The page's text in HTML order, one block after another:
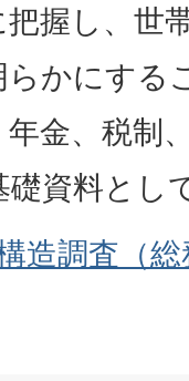
握し、世
かにする
金、税制
資料とし
造調査（